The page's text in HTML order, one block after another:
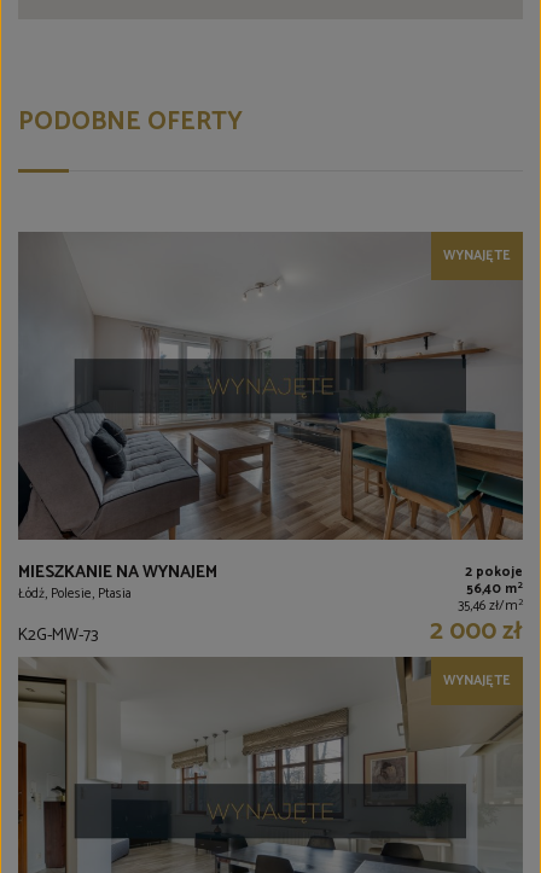
PODOBNE OFERTY
WYNAJĘTE
MIESZKANIE NA WYNAJEM
Łódź, Polesie, Ptasia
2 pokoje
56,40 m2
35,46 zł/m2
K2G-MW-73 2 000 zł
WYNAJĘTE